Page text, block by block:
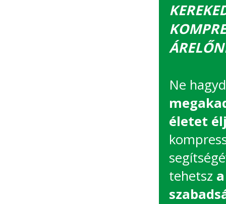
Ne
életet
tehetsz